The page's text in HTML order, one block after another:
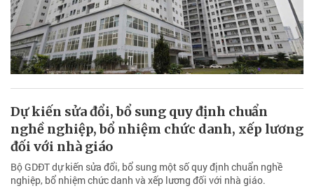
Dự kiến sửa đổi, bổ sung quy định chuẩn
nghề nghiệp, bổ nhiệm chức danh, xếp lương
đối với nhà giáo
Bộ GDĐT dự kiến sửa đổi, bổ sung một số quy định chuẩn nghề
nghiệp, bổ nhiệm chức danh và xếp lương đối với nhà giáo.